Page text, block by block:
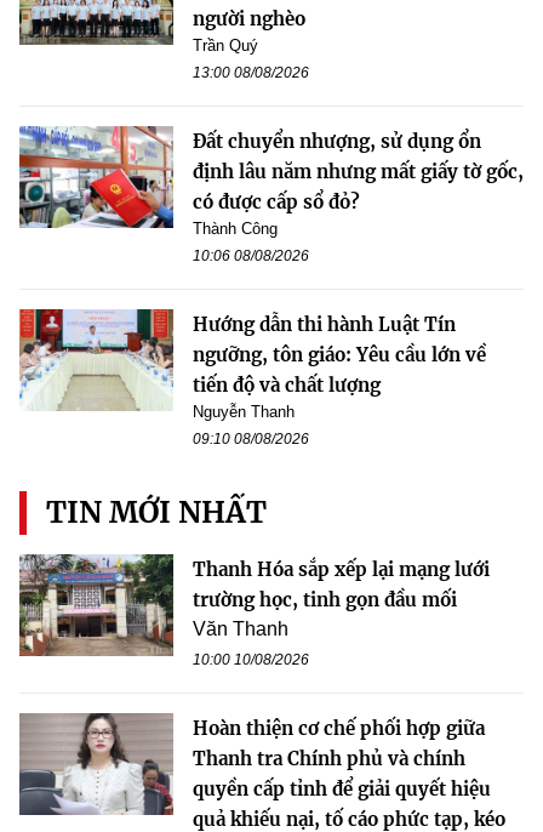
người nghèo
Trần Quý
13:00 08/08/2026
Đất chuyển nhượng, sử dụng ổn
định lâu năm nhưng mất giấy tờ gốc,
có được cấp sổ đỏ?
Thành Công
10:06 08/08/2026
Hướng dẫn thi hành Luật Tín
ngưỡng, tôn giáo: Yêu cầu lớn về
tiến độ và chất lượng
Nguyễn Thanh
09:10 08/08/2026
TIN MỚI NHẤT
Thanh Hóa sắp xếp lại mạng lưới
trường học, tinh gọn đầu mối
Văn Thanh
10:00 10/08/2026
Hoàn thiện cơ chế phối hợp giữa
Thanh tra Chính phủ và chính
quyền cấp tỉnh để giải quyết hiệu
quả khiếu nại, tố cáo phức tạp, kéo